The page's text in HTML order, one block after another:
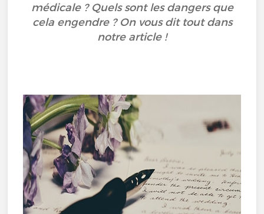
médicale ? Quels sont les dangers que
cela engendre ? On vous dit tout dans
notre article !